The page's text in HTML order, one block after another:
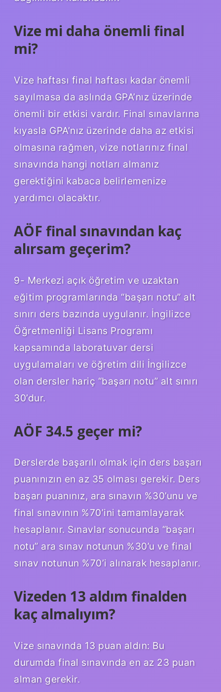
Vize mi daha önemli final
mi?
Vize haftası final haftası kadar önemli
sayılmasa da aslında GPA’nız üzerinde
önemli bir etkisi vardır. Final sınavlarına
kıyasla GPA’nız üzerinde daha az etkisi
olmasına rağmen, vize notlarınız final
sınavında hangi notları almanız
gerektiğini kabaca belirlemenize
yardımcı olacaktır.
AÖF final sınavından kaç
alırsam geçerim?
9- Merkezi açık öğretim ve uzaktan
eğitim programlarında “başarı notu” alt
sınırı ders bazında uygulanır. İngilizce
Öğretmenliği Lisans Programı
kapsamında laboratuvar dersi
uygulamaları ve öğretim dili İngilizce
olan dersler hariç “başarı notu” alt sınırı
30’dur.
AÖF 34.5 geçer mi?
Derslerde başarılı olmak için ders başarı
puanınızın en az 35 olması gerekir. Ders
başarı puanınız, ara sınavın %30’unu ve
final sınavının %70’ini tamamlayarak
hesaplanır. Sınavlar sonucunda “başarı
notu” ara sınav notunun %30’u ve final
sınav notunun %70’i alınarak hesaplanır.
Vizeden 13 aldım finalden
kaç almalıyım?
Vize sınavında 13 puan aldın: Bu
durumda final sınavında en az 23 puan
alman gerekir.